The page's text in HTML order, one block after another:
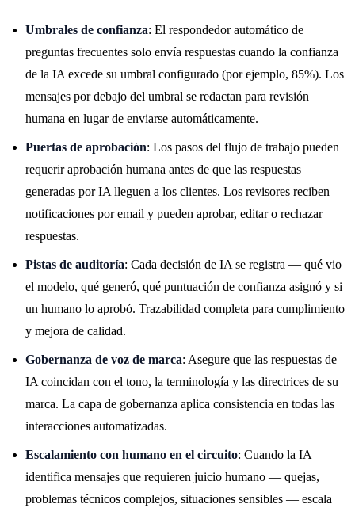
Umbrales de confianza: El respondedor automático de
preguntas frecuentes solo envía respuestas cuando la confianza
de la IA excede su umbral configurado (por ejemplo, 85%). Los
mensajes por debajo del umbral se redactan para revisión
humana en lugar de enviarse automáticamente.
Puertas de aprobación: Los pasos del flujo de trabajo pueden
requerir aprobación humana antes de que las respuestas
generadas por IA lleguen a los clientes. Los revisores reciben
notificaciones por email y pueden aprobar, editar o rechazar
respuestas.
Pistas de auditoría: Cada decisión de IA se registra — qué vio
el modelo, qué generó, qué puntuación de confianza asignó y si
un humano lo aprobó. Trazabilidad completa para cumplimiento
y mejora de calidad.
Gobernanza de voz de marca: Asegure que las respuestas de
IA coincidan con el tono, la terminología y las directrices de su
marca. La capa de gobernanza aplica consistencia en todas las
interacciones automatizadas.
Escalamiento con humano en el circuito: Cuando la IA
identifica mensajes que requieren juicio humano — quejas,
problemas técnicos complejos, situaciones sensibles — escala